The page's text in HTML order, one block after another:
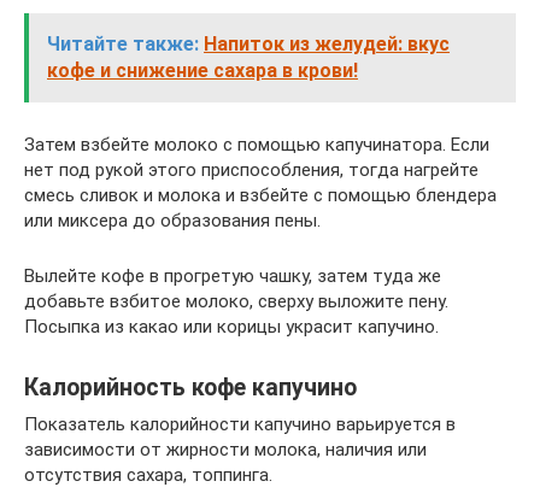
Читайте также: Напиток из желудей: вкус
кофе и снижение сахара в крови!
Затем взбейте молоко с помощью капучинатора. Если
нет под рукой этого приспособления, тогда нагрейте
смесь сливок и молока и взбейте с помощью блендера
или миксера до образования пены.
Вылейте кофе в прогретую чашку, затем туда же
добавьте взбитое молоко, сверху выложите пену.
Посыпка из какао или корицы украсит капучино.
Калорийность кофе капучино
Показатель калорийности капучино варьируется в
зависимости от жирности молока, наличия или
отсутствия сахара, топпинга.